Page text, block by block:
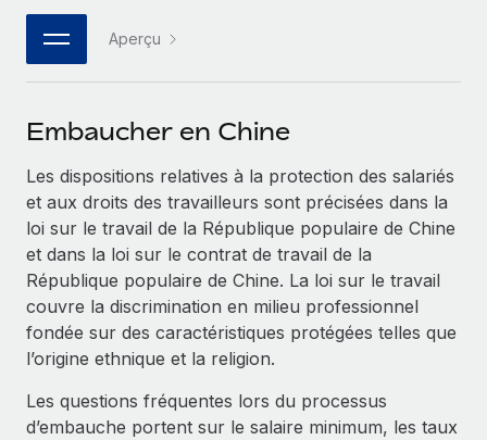
Connecter
Nouveau
Connectez n'importe quel outil d’IA à Remote grâce à
notre MCP
Intégrations
SERVICES
Demandez aux experts
Recevez des conseils d’experts sur les RH à
l’international et la conformité
Contrôles d’antécédents
Simplifiez vos processus de présélection des
candidats
Les RH à l’international pour les grandes entreprises
Partenaires stratégiques de la tech
Devenir partenaire
Explorez avec nous vos opportunités de partenariat
Conseil en intégrations et automatisations assistées par
ÉTUDES DE CAS
Checklists et modèles
Descriptions de postes
Salle de presse
Données sur les salaires et les talents
Centre de ressources
Obtenir de l’aide
Voir toutes les ressources
日本語
한국어
Aperçu
Embaucher en Chine
Les dispositions relatives à la protection des salariés
et aux droits des travailleurs sont précisées dans la
loi sur le travail de la République populaire de Chine
et dans la loi sur le contrat de travail de la
République populaire de Chine. La loi sur le travail
couvre la discrimination en milieu professionnel
fondée sur des caractéristiques protégées telles que
l’origine ethnique et la religion.
Les questions fréquentes lors du processus
d’embauche portent sur le salaire minimum, les taux